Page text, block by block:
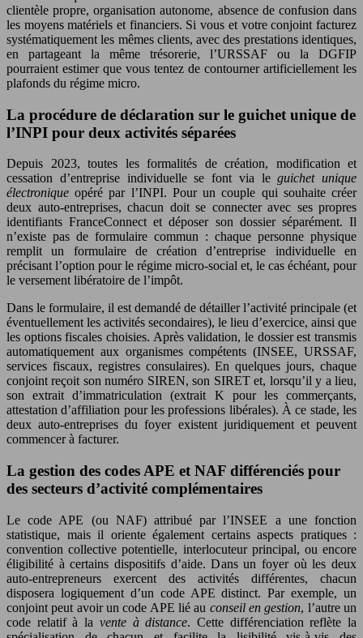
clientèle propre, organisation autonome, absence de confusion dans
les moyens matériels et financiers. Si vous et votre conjoint facturez
systématiquement les mêmes clients, avec des prestations identiques,
en partageant la même trésorerie, l’URSSAF ou la DGFIP
pourraient estimer que vous tentez de contourner artificiellement les
plafonds du régime micro.
La procédure de déclaration sur le guichet unique de
l’INPI pour deux activités séparées
Depuis 2023, toutes les formalités de création, modification et
cessation d’entreprise individuelle se font via leguichet unique
électronique opéré par l’INPI. Pour un couple qui souhaite créer
deux auto-entreprises, chacun doit se connecter avec ses propres
identifiants FranceConnect et déposer son dossier séparément. Il
n’existe pas de formulaire commun : chaque personne physique
remplit un formulaire de création d’entreprise individuelle en
précisant l’option pour le régime micro-social et, le cas échéant, pour
le versement libératoire de l’impôt.
Dans le formulaire, il est demandé de détailler l’activité principale (et
éventuellement les activités secondaires), le lieu d’exercice, ainsi que
les options fiscales choisies. Après validation, le dossier est transmis
automatiquement aux organismes compétents (INSEE, URSSAF,
services fiscaux, registres consulaires). En quelques jours, chaque
conjoint reçoit son numéro SIREN, son SIRET et, lorsqu’il y a lieu,
son extrait d’immatriculation (extrait K pour les commerçants,
attestation d’affiliation pour les professions libérales). À ce stade, les
deux auto-entreprises du foyer existent juridiquement et peuvent
commencer à facturer.
La gestion des codes APE et NAF différenciés pour
des secteurs d’activité complémentaires
Le code APE (ou NAF) attribué par l’INSEE a une fonction
statistique, mais il oriente également certains aspects pratiques :
convention collective potentielle, interlocuteur principal, ou encore
éligibilité à certains dispositifs d’aide. Dans un foyer où les deux
auto-entrepreneurs exercent des activités différentes, chacun
disposera logiquement d’un code APE distinct. Par exemple, un
conjoint peut avoir un code APE lié au conseil en gestion, l’autre un
code relatif à la vente à distance. Cette différenciation reflète la